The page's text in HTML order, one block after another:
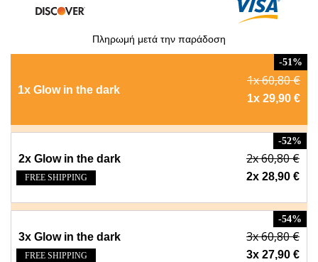
Πληρωμή μετά την παράδοση
1x Glow in the dark
-51%
1x 60,80 €
1x 29,90 €
2x Glow in the dark
FREE SHIPPING
-52%
2x 60,80 €
2x 28,90 €
3x Glow in the dark
FREE SHIPPING
-54%
3x 60,80 €
3x 27,90 €